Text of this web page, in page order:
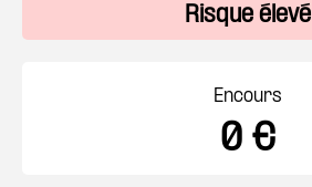
Risque élevé
Encours
0 €